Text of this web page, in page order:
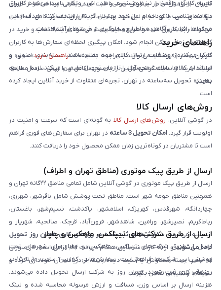
تجربه کاربری واقعی را نیز پوشش می‌دهد. این رویکرد باعث می‌شود کاربران
بتوانند متناسب با بودجه و نیاز خود بهترین گزینه را انتخاب کنند. هدف از این
محتواها، افزایش آگاهی مخاطبان و جلوگیری از خریدهای اشتباه است.
کاربران با آرامش خاطر سفارش خود را ثبت کنند. تمامی پرداخت‌ها از طریق
درگاه‌های امن بانکی انجام می‌شود و اطلاعات کاربران به‌طور کامل محافظت
می‌گردد. رابط کاربری ساده و سریع سایت باعث می‌شود فرآیند انتخاب و خرید در
کوتاه‌ترین زمان ممکن انجام شود. امکان پیگیری لحظه‌ای سفارش‌ها به کاربران
کمک می‌کند از وضعیت ارسال کالای خود مطلع باشند. بسته‌بندی اصولی و
استاندارد کالاها، سلامت محصول را تا زمان تحویل تضمین می‌کند. ارسال سریع،
به‌ویژه تحویل سه‌ساعته در تهران، تجربه‌ای متفاوت از خرید آنلاین ایجاد کرده
است.
راهنمای خرید
کاربران محترم فروشگاه می‌توانند با مراجعه به صفحه «راهنمای خرید»، نحوه و
فرایند خرید از سایت گوشی آنلاین را به‌صورت کامل و با زبانی ساده مطالعه
نمایند.
روش‌های ارسال کالا
در گوشی آنلاین، روش‌های ارسال کالا به گونه‌ای است که سرعت و امنیت در
اولویت قرار گیرد. امکان تحویل 3 ساعته
در تهران برای سفارش‌های فوری فراهم
است تا مشتریان در کوتاه‌ترین زمان ممکن محصول خود را دریافت کنند.
ارسال از طریق پیک موتوری (مناطق تهران و اطراف)
ارسال از طریق پیک موتوری در گوشی آنلاین شامل تمامی مناطق ۲۲گانه تهران و
همچنین مناطق حومه شهر است. مناطق تحت پوشش شامل باقرشهر، شهرری،
چهاردانگه، شهرقدس، کهریزک، اسلامشهر، پاکدشت، نسیم‌شهر، باغستان،
رباط‌کریم، نصیرشهر، ورامین، شاهدشهر، فرون‌آباد، قرچک، صالحیه، شهریار و
اندیشه می‌شود. سفارش‌های ثبت‌شده در روزهای کاری همان روز تحویل
داده می‌شوندو ارائه کارت شناسایی هنگام دریافت کالا الزامی است. در صورتی
که پلمپ بسته مخدوش یا آسیب دیده باشد، از دریافت آن خودداری کرده و
سریعاً با پشتیبانی تماس بگیرید.
ارسال از طریق شرکت‌های تیپاکس، ماهکس و چاپار
ارسال از طریق شرکت‌های تیپاکس، ماهکس و چاپار برای شهرهای تحت
پوشش این شرکت‌ها فراهم است. سفارش‌هایی که بین ساعت ۱۰ تا ۱۵ در
روزهای کاری ثبت شوند، همان روز به شرکت ارسال تحویل داده می‌شوند.
هزینه ارسال بر اساس وزن، مسافت و ارزش مرسوله محاسبه شده و لینک